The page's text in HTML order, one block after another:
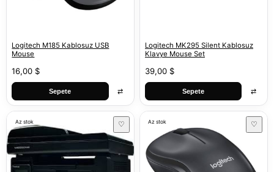
Logitech M185 Kablosuz USB
Mouse
16,00 $
Sepete ⇄
Logitech MK295 Silent Kablosuz
Klavye Mouse Set
39,00 $
Sepete ⇄
Az stok ♡ Az stok ♡